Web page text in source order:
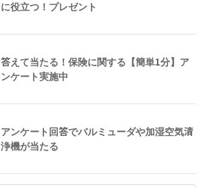
に役立つ！プレゼント
答えて当たる！保険に関する【簡単1分】ア
ンケート実施中
アンケート回答でバルミューダや加湿空気清
浄機が当たる